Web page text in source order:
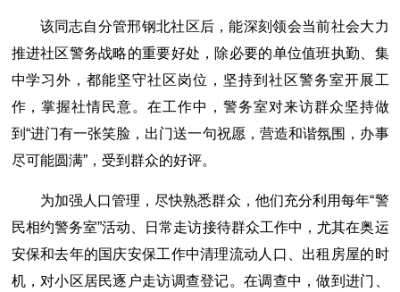
该同志自分管邢钢北社区后，能深刻领会当前社会大力
推进社区警务战略的重要好处，除必要的单位值班执勤、集
中学习外，都能坚守社区岗位，坚持到社区警务室开展工
作，掌握社情民意。在工作中，警务室对来访群众坚持做
到“进门有一张笑脸，出门送一句祝愿，营造和谐氛围，办事
尽可能圆满”，受到群众的好评。
为加强人口管理，尽快熟悉群众，他们充分利用每年“警
民相约警务室”活动、日常走访接待群众工作中，尤其在奥运
安保和去年的国庆安保工作中清理流动人口、出租房屋的时
机，对小区居民逐户走访调查登记。在调查中，做到进门、